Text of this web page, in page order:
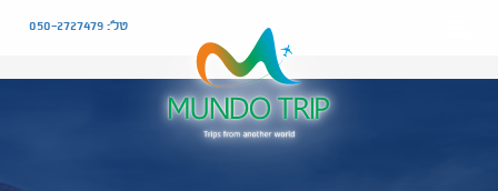
טל': 050-2727479